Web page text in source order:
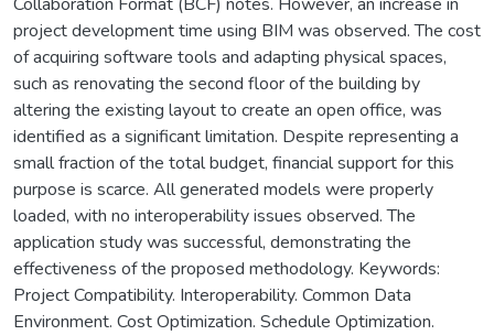
project development time using BIM was observed. The cost
of acquiring software tools and adapting physical spaces,
such as renovating the second floor of the building by
altering the existing layout to create an open office, was
identified as a significant limitation. Despite representing a
small fraction of the total budget, financial support for this
purpose is scarce. All generated models were properly
loaded, with no interoperability issues observed. The
application study was successful, demonstrating the
effectiveness of the proposed methodology. Keywords:
Project Compatibility. Interoperability. Common Data
Environment. Cost Optimization. Schedule Optimization.